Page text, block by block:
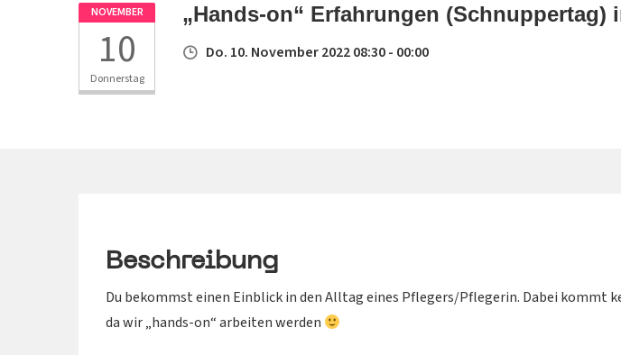
NOVEMBER
10
Donnerstag
„Hands-on“ Erfahrungen (Schnuppertag)
Do. 10. November 2022 08:30 - 00:00
Beschreibung
Du bekommst einen Einblick in den Alltag eines Pflegers/Pflegerin. Dabei kommt
da wir „hands-on“ arbeiten werden